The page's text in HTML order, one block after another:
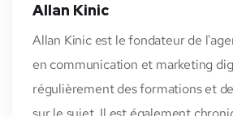
Allan Kinic
Allan Kinic est le fondateur de
en communication et marketing
régulièrement des formations et